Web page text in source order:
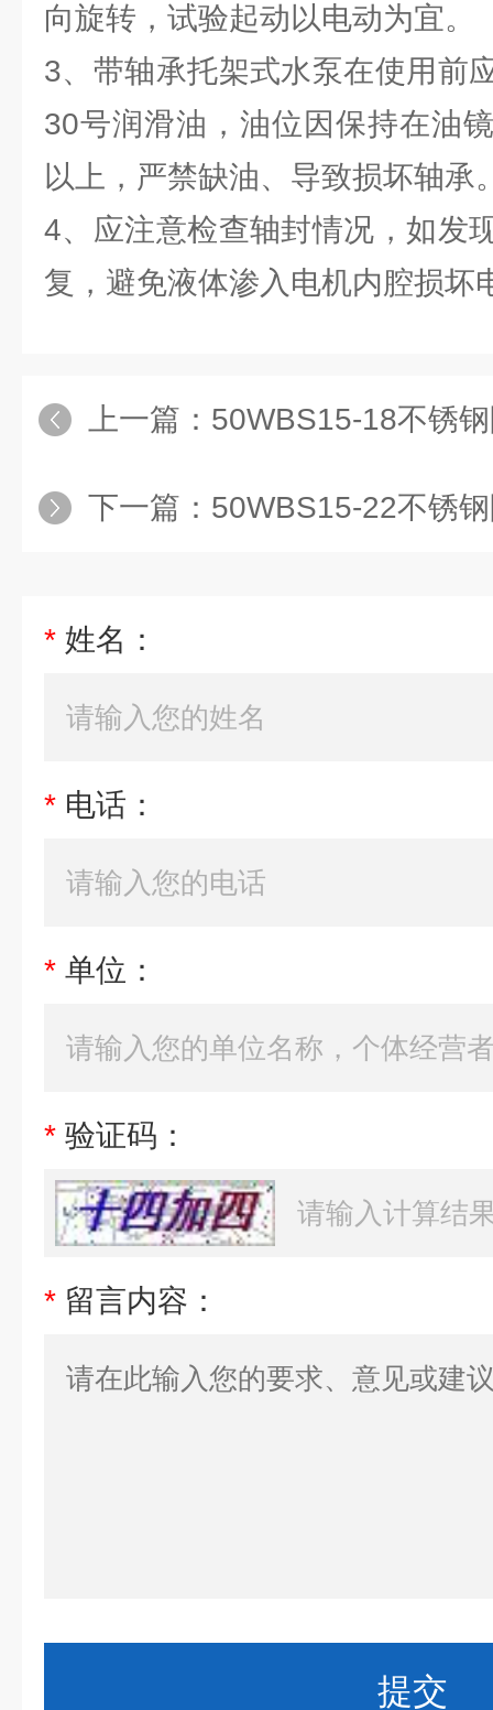
向旋转，试验起动以电动为宜。
3、带轴承托架式水泵在使用前
30号润滑油，油位因保持在油
以上，严禁缺油、导致损坏轴承
4、应注意检查轴封情况，如发
复，避免液体渗入电机内腔损坏
上一篇： 50WBS15-18不锈
下一篇： 50WBS15-22不锈
* 姓名：
* 电话：
* 单位：
* 验证码：
* 留言内容：